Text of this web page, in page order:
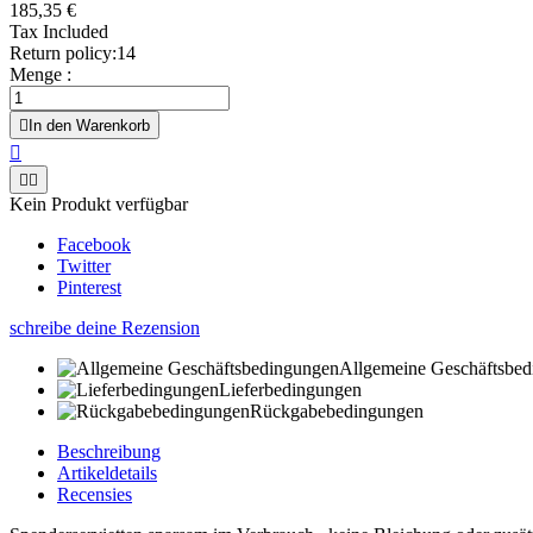
185,35 €
Tax Included
Return policy:14
Menge :
In den Warenkorb


Kein Produkt verfügbar
Facebook
Twitter
Pinterest
schreibe deine Rezension
Allgemeine
Lieferbedingungen
Rückgabebedingungen
Beschreibung
Artikeldetails
Recensies